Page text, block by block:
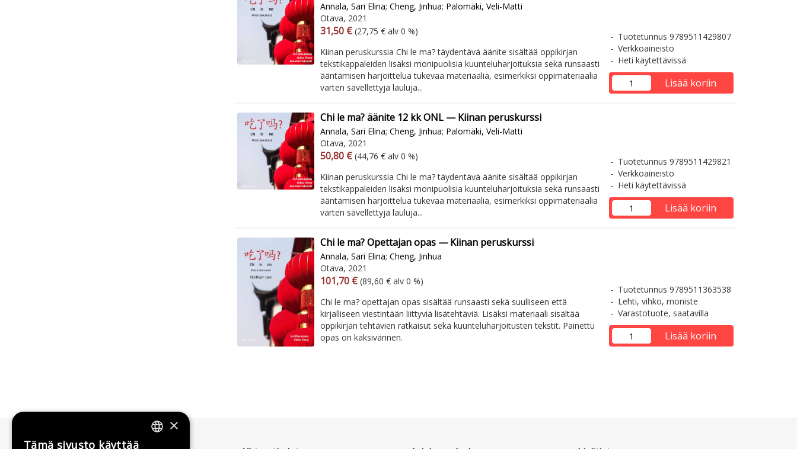
Annala, Sari Elina; Cheng, Jinhua; Palomäki, Veli-Matti
Otava, 2021
Arvonlisäverollinen hinta
31,50 € Arvonlisäveroton hinta
(27,75 € alv 0 %)
Kiinan peruskurssia Chi le ma? täydentävä äänite sisältää oppikirjan
tekstikappaleiden lisäksi monipuolisia kuunteluharjoituksia sekä runsaasti
ääntämisen harjoittelua tukevaa materiaalia, esimerkiksi oppimateriaalia
varten sävellettyjä lauluja...
Tuotetunnus 9789511429807
Verkkoaineisto
Heti käytettävissä
Lisää koriin
Chi le ma? äänite 12 kk ONL — Kiinan peruskurssi
Annala, Sari Elina; Cheng, Jinhua; Palomäki, Veli-Matti
Otava, 2021
Arvonlisäverollinen hinta
50,80 € Arvonlisäveroton hinta
(44,76 € alv 0 %)
Kiinan peruskurssia Chi le ma? täydentävä äänite sisältää oppikirjan
tekstikappaleiden lisäksi monipuolisia kuunteluharjoituksia sekä runsaasti
ääntämisen harjoittelua tukevaa materiaalia, esimerkiksi oppimateriaalia
varten sävellettyjä lauluja...
Tuotetunnus 9789511429821
Verkkoaineisto
Heti käytettävissä
Lisää koriin
Chi le ma? Opettajan opas — Kiinan peruskurssi
Annala, Sari Elina; Cheng, Jinhua
Otava, 2021
Arvonlisäverollinen hinta
101,70 € Arvonlisäveroton hinta
(89,60 € alv 0 %)
Chi le ma? opettajan opas sisältää runsaasti sekä suulliseen että
kirjalliseen viestintään liittyviä lisätehtäviä. Lisäksi materiaali sisältää
oppikirjan tehtävien ratkaisut sekä kuunteluharjoitusten tekstit. Painettu
opas on kaksivärinen.
Tuotetunnus 9789511363538
Lehti, vihko, moniste
Varastotuote, saatavilla
Lisää koriin
×
Tämä sivusto käyttää